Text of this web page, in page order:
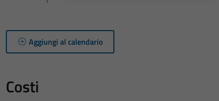
Aggiungi al calendario
Costi